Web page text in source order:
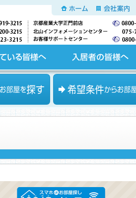
ホーム 会社案内
す 希望条件からお部屋を探す